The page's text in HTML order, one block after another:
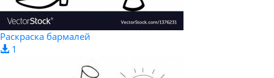
Раскраска бармалей
1